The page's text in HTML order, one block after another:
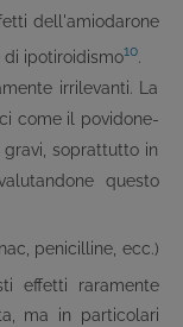
dell'amiodarone
di ipotiroidismo10.
irrilevanti. La
come il povidone-
soprattutto in
questo
penicilline, ecc.)
effetti raramente
ma in particolari